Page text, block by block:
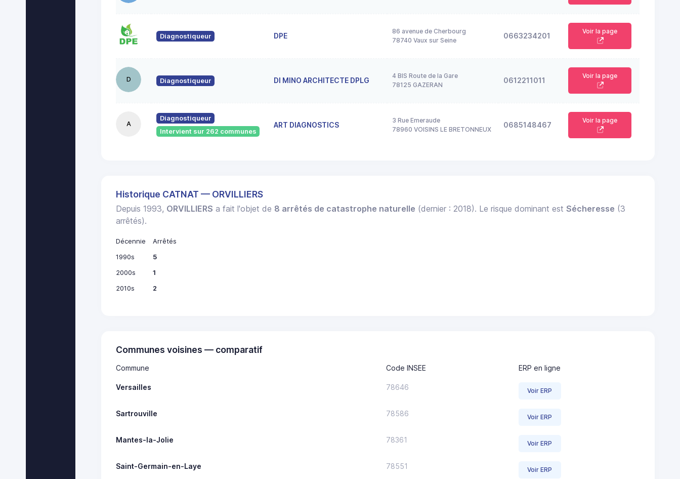
Diagnostiqueur DPE
86 avenue de Cherbourg
78740 Vaux sur Seine
0663234201
Voir la page
D Diagnostiqueur DI MINO ARCHITECTE DPLG
4 BIS Route de la Gare
78125 GAZERAN
0612211011
Voir la page
A
Diagnostiqueur
Intervient sur 262 communes
ART DIAGNOSTICS
3 Rue Emeraude
78960 VOISINS LE BRETONNEUX
0685148467
Voir la page
Historique CATNAT — ORVILLIERS
Depuis 1993, ORVILLIERS a fait l'objet de 8 arrêtés de catastrophe naturelle (dernier : 2018). Le risque dominant estSécheresse (3
arrêtés).
Décennie
Arrêtés
1990s
5
2000s
1
2010s
2
Communes voisines — comparatif
Commune Code INSEE ERP en ligne
Versailles 78646 Voir ERP
Sartrouville 78586 Voir ERP
Mantes-la-Jolie 78361 Voir ERP
Saint-Germain-en-Laye 78551 Voir ERP